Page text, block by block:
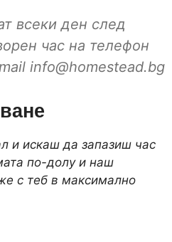
всеки ден след
час на телефон
info@homestead.bg
и искаш да запазиш час
по-долу и наш
с теб в максимално